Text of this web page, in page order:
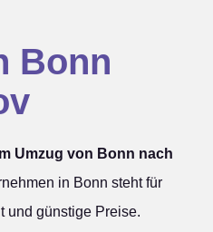
Bonn
Umzug von Bonn nach
in Bonn steht für
und günstige Preise.